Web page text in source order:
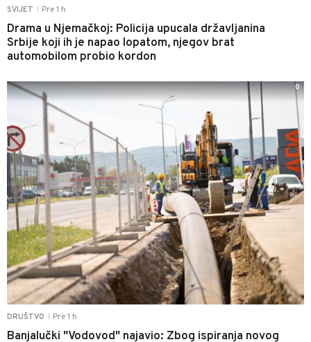
SVIJET Pre 1 h
Drama u Njemačkoj: Policija upucala državljanina
Srbije koji ih je napao lopatom, njegov brat
automobilom probio kordon
DRUŠTVO Pre 1 h
Banjalučki "Vodovod" najavio: Zbog ispiranja novog
0